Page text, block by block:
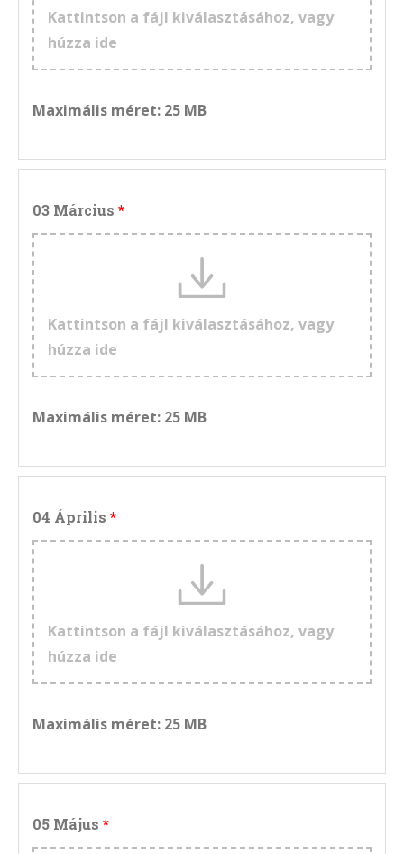
Kattintson a fájl kiválasztásához, vagy
húzza ide
Maximális méret: 25 MB
03 Március
Kattintson a fájl kiválasztásához, vagy
húzza ide
Maximális méret: 25 MB
04 Április
Kattintson a fájl kiválasztásához, vagy
húzza ide
Maximális méret: 25 MB
05 Május